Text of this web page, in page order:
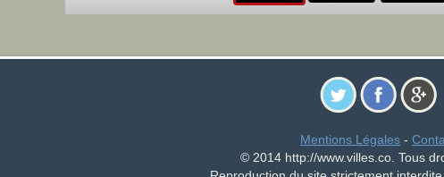
Mentions Légales -
© 2014 http://www.villes.co. Tous